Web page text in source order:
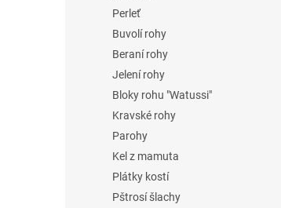
Perleť
Buvolí rohy
Beraní rohy
Jelení rohy
Bloky rohu "Watussi"
Kravské rohy
Parohy
Kel z mamuta
Plátky kostí
Pštrosí šlachy